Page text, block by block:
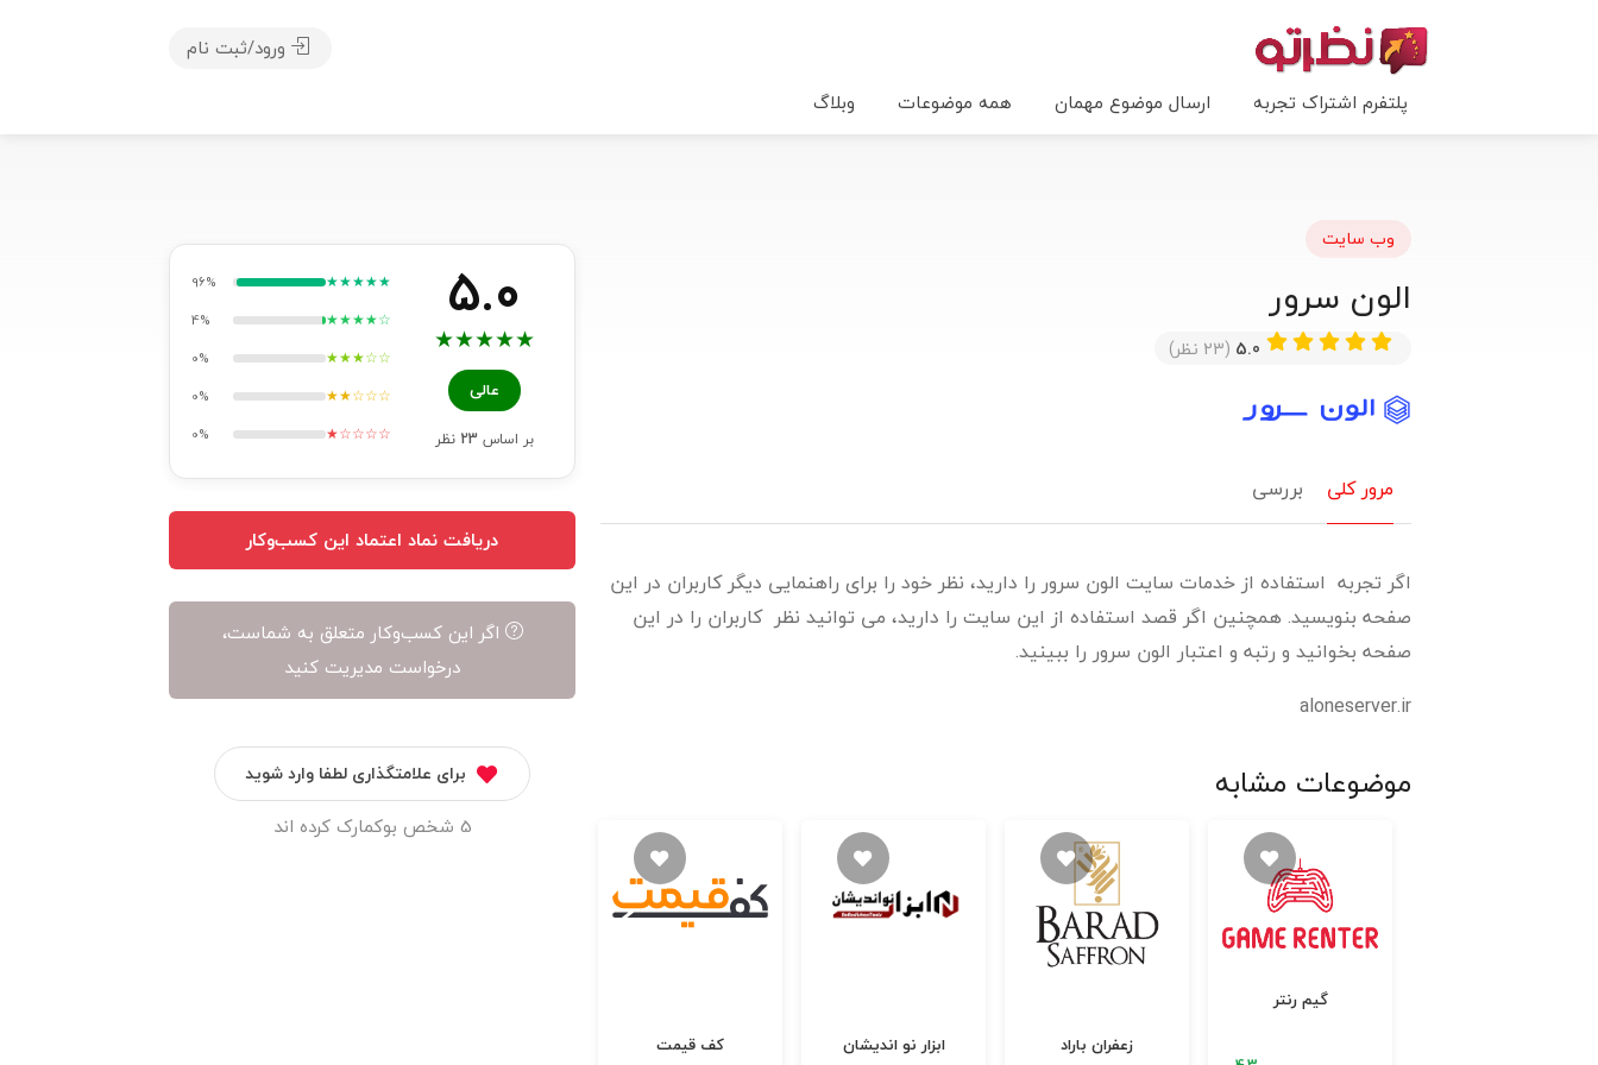
پلتفرم اشتراک تجربه ارسال موضوع مهمان همه موضوعات وبلاگ
ورود/ثبت نام
وب سایت
الون سرور
5.0 (23 نظر)
مرور کلی بررسی
اگر تجربه استفاده از خدمات سایت الون سرور را دارید، نظر خود را برای راهنمایی دیگر کاربران در این
صفحه بنویسید. همچنین اگر قصد استفاده از این سایت را دارید، می توانید نظر کاربران را در این
صفحه بخوانید و رتبه و اعتبار الون سرور را ببینید.
aloneserver.ir
موضوعات مشابه
کف قیمت
ابزار نو اندیشان
5.0
★
★
★
★
★
عالی
بر اساس23 نظر
★★★★★
96%
★★★★☆
4%
★★★☆☆
0%
★★☆☆☆
0%
★☆☆☆☆
0%
دریافت نماد اعتماد این کسب‌وکار
اگر این کسب‌وکار متعلق به شماست،
درخواست مدیریت کنید
برای علامتگذاری لطفا وارد شوید
5 شخص بوکمارک کرده اند